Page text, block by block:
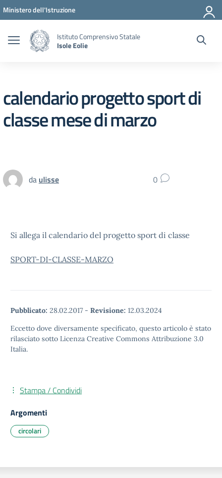
Vai ai contenuti
Vai al menu di navigazione
Vai al footer
Ministero dell'Istruzione
Istituto Comprensivo Statale
Isole Eolie
calendario progetto sport di
classe mese di marzo
da ulisse 0
Si allega il calendario del progetto sport di classe
SPORT-DI-CLASSE-MARZO
Pubblicato: 28.02.2017 - Revisione: 12.03.2024
Eccetto dove diversamente specificato, questo articolo è stato
rilasciato sotto Licenza Creative Commons Attribuzione 3.0
Italia.
Stampa / Condividi
Argomenti
circolari